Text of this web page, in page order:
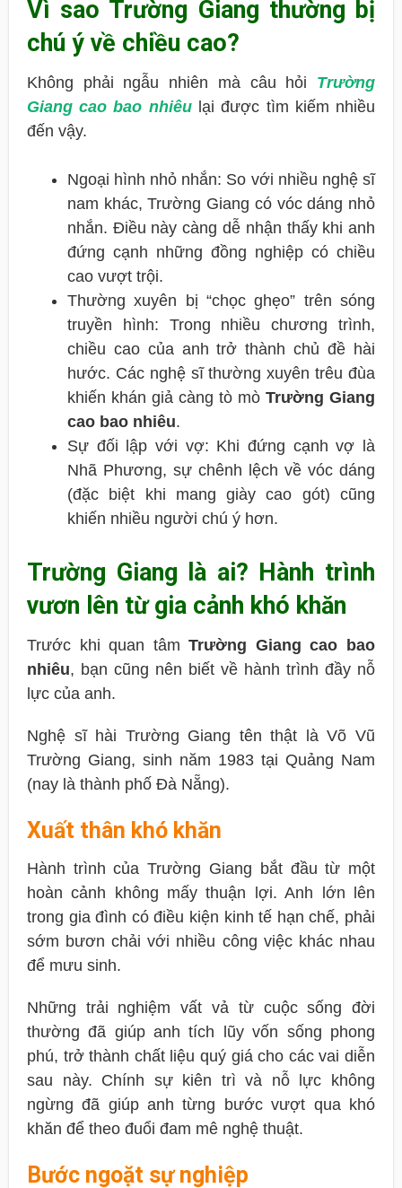
Vì sao Trường Giang thường bị
chú ý về chiều cao?
Không phải ngẫu nhiên mà câu hỏi Trường
Giang cao bao nhiêulại được tìm kiếm nhiều
đến vậy.
Ngoại hình nhỏ nhắn: So với nhiều nghệ sĩ
nam khác, Trường Giang có vóc dáng nhỏ
nhắn. Điều này càng dễ nhận thấy khi anh
đứng cạnh những đồng nghiệp có chiều
cao vượt trội.
Thường xuyên bị “chọc ghẹo” trên sóng
truyền hình: Trong nhiều chương trình,
chiều cao của anh trở thành chủ đề hài
hước. Các nghệ sĩ thường xuyên trêu đùa
khiến khán giả càng tò mòTrường Giang
cao bao nhiêu.
Sự đối lập với vợ: Khi đứng cạnh vợ là
Nhã Phương, sự chênh lệch về vóc dáng
(đặc biệt khi mang giày cao gót) cũng
khiến nhiều người chú ý hơn.
Trường Giang là ai? Hành trình
vươn lên từ gia cảnh khó khăn
Trước khi quan tâmTrường Giang cao bao
nhiêu, bạn cũng nên biết về hành trình đầy nỗ
lực của anh.
Nghệ sĩ hài Trường Giang tên thật là Võ Vũ
Trường Giang, sinh năm 1983 tại Quảng Nam
(nay là thành phố Đà Nẵng).
Xuất thân khó khăn
Hành trình của Trường Giang bắt đầu từ một
hoàn cảnh không mấy thuận lợi. Anh lớn lên
trong gia đình có điều kiện kinh tế hạn chế, phải
sớm bươn chải với nhiều công việc khác nhau
để mưu sinh.
Những trải nghiệm vất vả từ cuộc sống đời
thường đã giúp anh tích lũy vốn sống phong
phú, trở thành chất liệu quý giá cho các vai diễn
sau này. Chính sự kiên trì và nỗ lực không
ngừng đã giúp anh từng bước vượt qua khó
khăn để theo đuổi đam mê nghệ thuật.
Bước ngoặt sự nghiệp